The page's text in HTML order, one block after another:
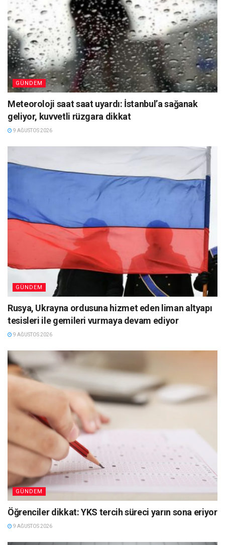
GÜNDEM
Meteoroloji saat saat uyardı: İstanbul’a sağanak
geliyor, kuvvetli rüzgara dikkat
9 AĞUSTOS 2026
GÜNDEM
Rusya, Ukrayna ordusuna hizmet eden liman altyapı
tesisleri ile gemileri vurmaya devam ediyor
9 AĞUSTOS 2026
GÜNDEM
Öğrenciler dikkat: YKS tercih süreci yarın sona eriyor
9 AĞUSTOS 2026